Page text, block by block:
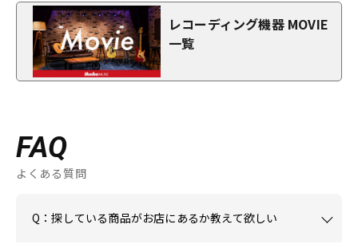
レコーディング機器 MOVIE
一覧
FAQ
よくある質問
Q：探している商品がお店にあるか教えて欲しい